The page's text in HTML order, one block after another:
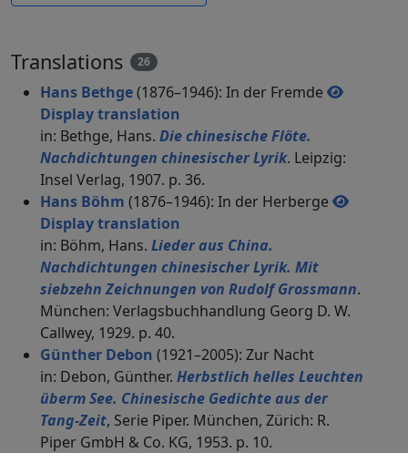
Translations 26
Hans Bethge(1876–1946): In der Fremde
Display translation
in: Bethge, Hans. Die chinesische Flöte.
Nachdichtungen chinesischer Lyrik. Leipzig:
Insel Verlag, 1907. p. 36.
Hans Böhm (1876–1946): In der Herberge
Display translation
in: Böhm, Hans. Lieder aus China.
Nachdichtungen chinesischer Lyrik. Mit
siebzehn Zeichnungen von Rudolf Grossmann.
München: Verlagsbuchhandlung Georg D. W.
Callwey, 1929. p. 40.
Günther Debon (1921–2005): Zur Nacht
in: Debon, Günther. Herbstlich helles Leuchten
überm See. Chinesische Gedichte aus der
Tang-Zeit, Serie Piper. München, Zürich: R.
Piper GmbH & Co. KG, 1953. p. 10.